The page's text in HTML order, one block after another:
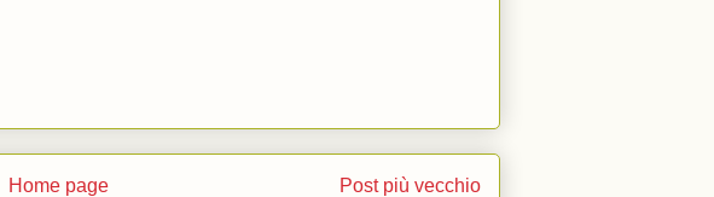
Post più vecchio
Home page